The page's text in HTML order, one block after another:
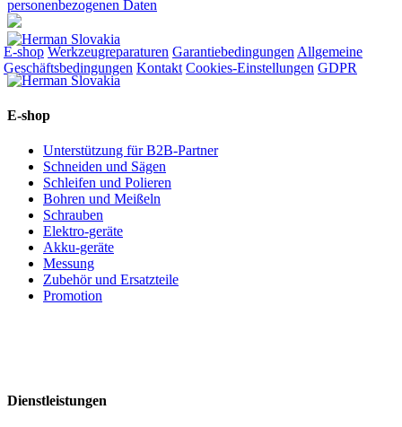
personenbezogenen Daten
E-shop Werkzeugreparaturen Garantiebedingungen Allgemeine
Geschäftsbedingungen Kontakt Cookies-Einstellungen GDPR
E-shop
Unterstützung für B2B-Partner
Schneiden und Sägen
Schleifen und Polieren
Bohren und Meißeln
Schrauben
Elektro-geräte
Akku-geräte
Messung
Zubehör und Ersatzteile
Promotion
Dienstleistungen